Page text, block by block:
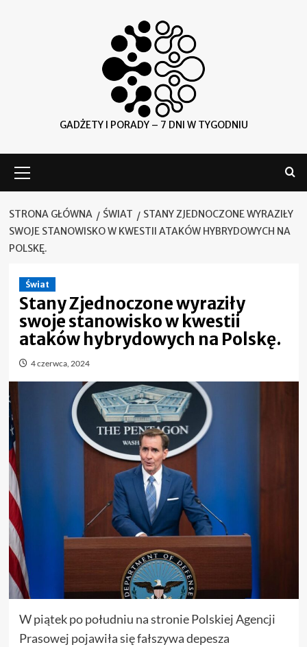
GADŻETY I PORADY – 7 DNI W TYGODNIU
główne
STRONA GŁÓWNA ŚWIAT
STANY ZJEDNOCZONE WYRAZIŁY
SWOJE STANOWISKO W KWESTII ATAKÓW HYBRYDOWYCH NA
POLSKĘ.
Świat
Stany Zjednoczone wyraziły
swoje stanowisko w kwestii
ataków hybrydowych na Polskę.
4 czerwca, 2024
W piątek po południu na stronie Polskiej Agencji
Prasowej pojawiła się fałszywa depesza